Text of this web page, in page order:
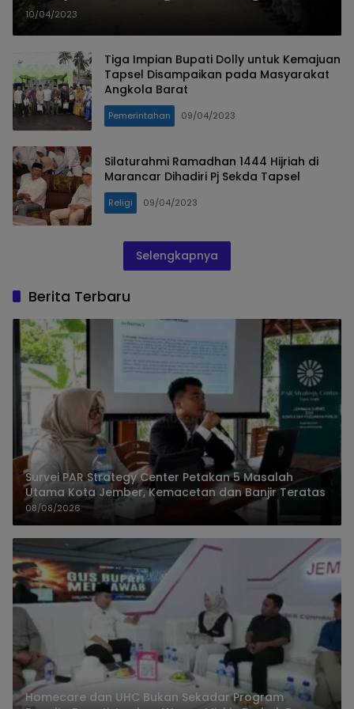
Tapsel Apresiasi Kepemimpinan
Bupati Dolly
10/04/2023
Tiga Impian Bupati Dolly untuk Kemajuan
Tapsel Disampaikan pada Masyarakat
Angkola Barat
Pemerintahan 09/04/2023
Silaturahmi Ramadhan 1444 Hijriah di
Marancar Dihadiri Pj Sekda Tapsel
Religi 09/04/2023
Selengkapnya
Berita Terbaru
Survei PAR Strategy Center Petakan 5 Masalah
Utama Kota Jember, Kemacetan dan Banjir Teratas
08/08/2026
Homecare dan UHC Bukan Sekadar Program